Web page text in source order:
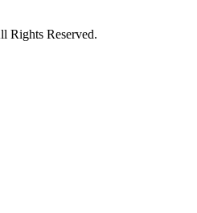
Rights Reserved.